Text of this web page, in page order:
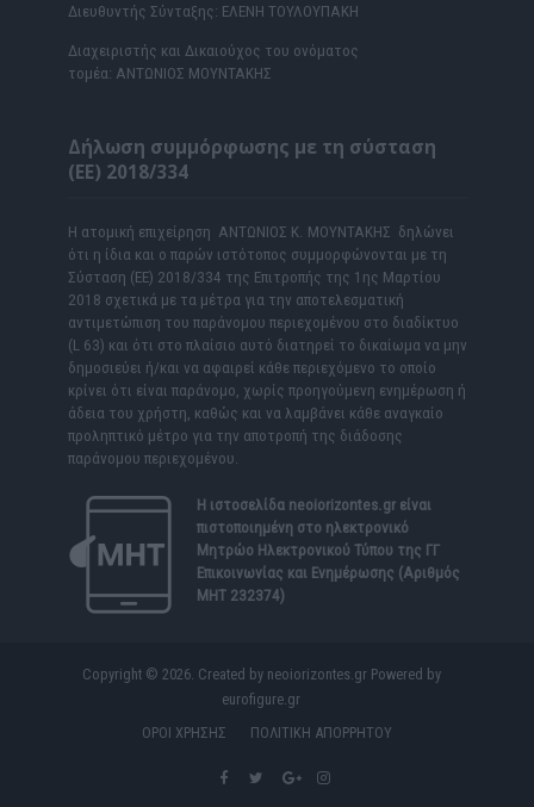
Διευθυντής Σύνταξης: ΕΛΕΝΗ ΤΟΥΛΟΥΠΑΚΗ
Διαχειριστής και Δικαιούχος του ονόματος
τομέα: ΑΝΤΩΝΙΟΣ ΜΟΥΝΤΑΚΗΣ
Δήλωση συμμόρφωσης με τη σύσταση
(ΕΕ) 2018/334
Η ατομική επιχείρηση ΑΝΤΩΝΙΟΣ Κ. ΜΟΥΝΤΑΚΗΣ δηλώνει
ότι η ίδια και ο παρών ιστότοπος συμμορφώνονται με τη
Σύσταση (ΕΕ) 2018/334 της Επιτροπής της 1ης Μαρτίου
2018 σχετικά με τα μέτρα για την αποτελεσματική
αντιμετώπιση του παράνομου περιεχομένου στο διαδίκτυο
(L 63) και ότι στο πλαίσιο αυτό διατηρεί το δικαίωμα να μην
δημοσιεύει ή/και να αφαιρεί κάθε περιεχόμενο το οποίο
κρίνει ότι είναι παράνομο, χωρίς προηγούμενη ενημέρωση ή
άδεια του χρήστη, καθώς και να λαμβάνει κάθε αναγκαίο
προληπτικό μέτρο για την αποτροπή της διάδοσης
παράνομου περιεχομένου.
Η ιστοσελίδα neoiorizontes.grείναι
πιστοποιημένη στο ηλεκτρονικό
Μητρώο Ηλεκτρονικού Τύπου της ΓΓ
Επικοινωνίας και Ενημέρωσης (Αριθμός
ΜΗΤ 232374)
Copyright © 2026. Created by neoiorizontes.gr Powered by
eurofigure.gr
ΟΡΟΙ ΧΡΗΣΗΣ
ΠΟΛΙΤΙΚΗ ΑΠΟΡΡΗΤΟΥ